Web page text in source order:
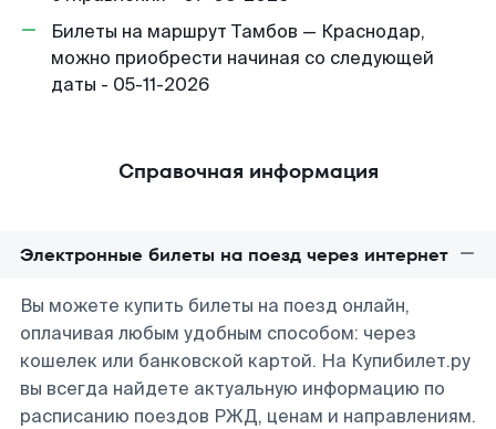
Билеты на маршрут Тамбов — Краснодар,
можно приобрести начиная со следующей
даты - 05-11-2026
Справочная информация
Электронные билеты на поезд через интернет
Вы можете купить билеты на поезд онлайн,
оплачивая любым удобным способом: через
кошелек или банковской картой. На Купибилет.ру
вы всегда найдете актуальную информацию по
расписанию поездов РЖД, ценам и направлениям.